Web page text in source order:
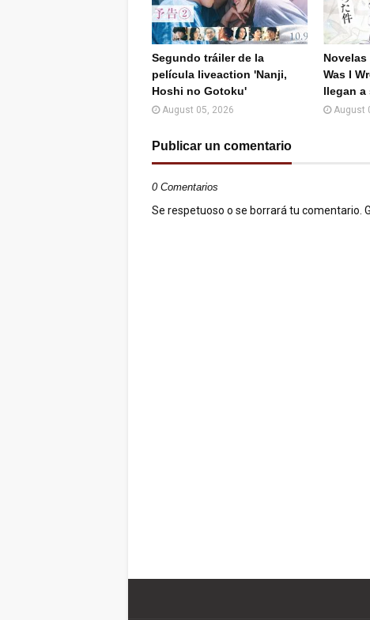
Segundo tráiler de la
película liveaction 'Nanji,
Hoshi no Gotoku'
August 05, 2026
Novelas
Was I
llegan a
August
Publicar un comentario
0 Comentarios
Se respetuoso o se borrará tu comentario.